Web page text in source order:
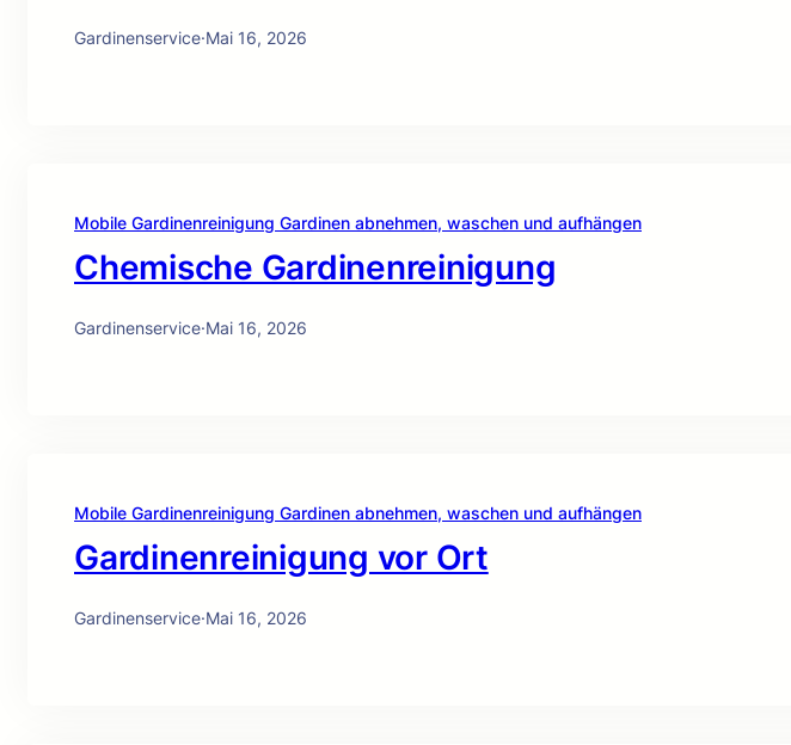
Gardinenservice·Mai 16, 2026
Mobile Gardinenreinigung Gardinen abnehmen, waschen und aufhängen
Chemische Gardinenreinigung
Gardinenservice·Mai 16, 2026
Mobile Gardinenreinigung Gardinen abnehmen, waschen und aufhängen
Gardinenreinigung vor Ort
Gardinenservice·Mai 16, 2026